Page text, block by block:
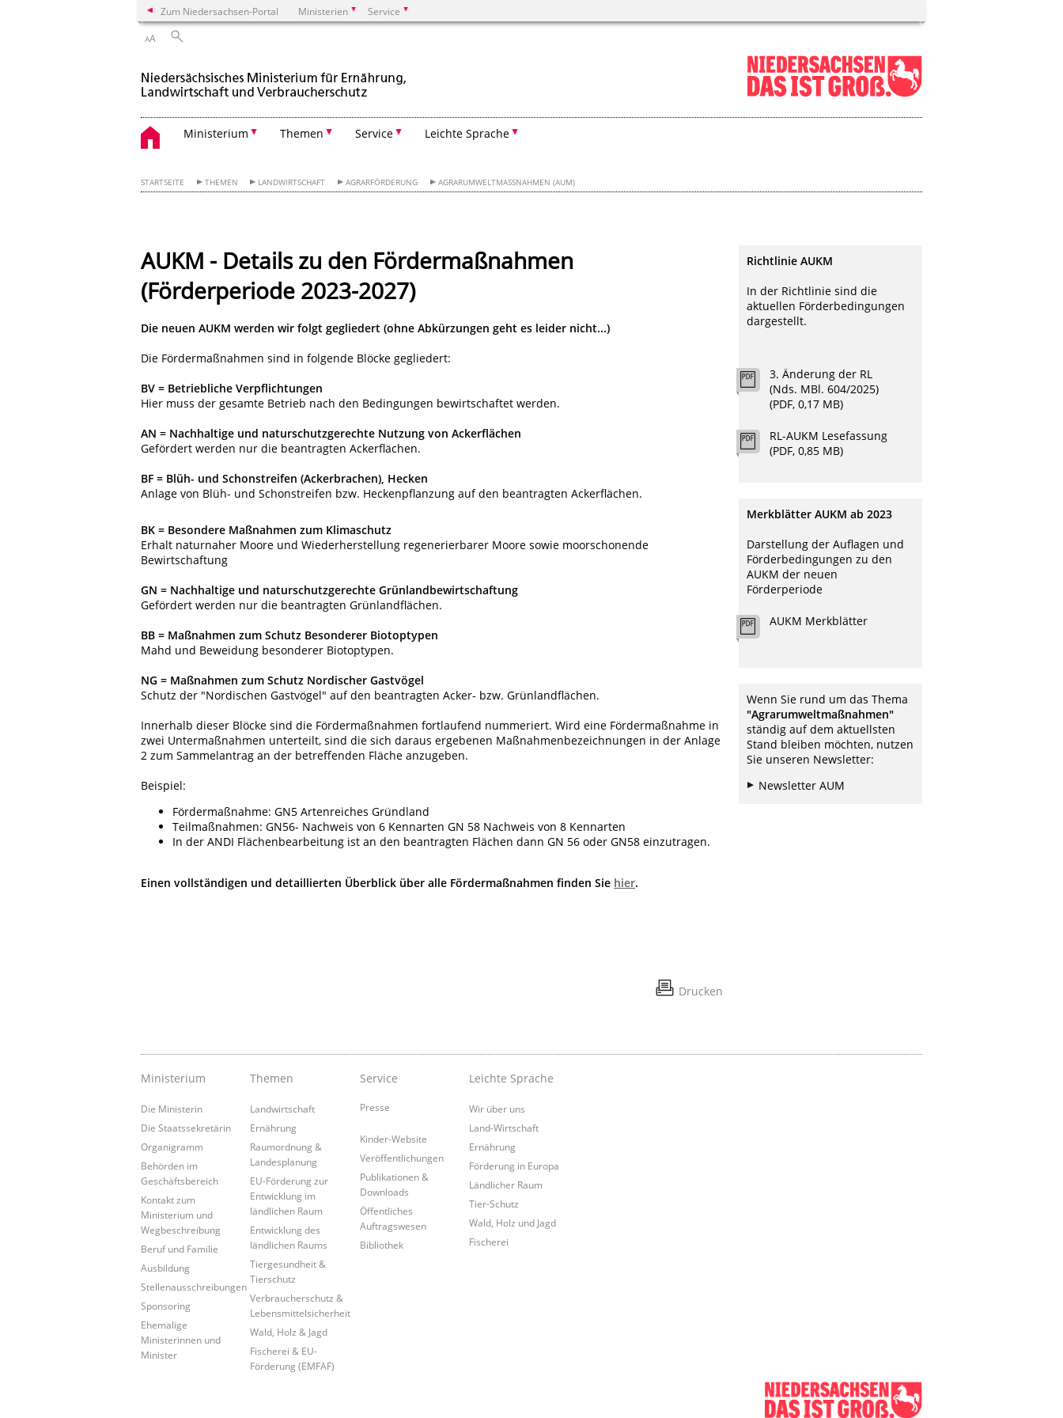
Zum Niedersachsen-Portal Ministerien Service
AA
Ministerium Themen Service Leichte Sprache
STARTSEITE THEMEN LANDWIRTSCHAFT AGRARFÖRDERUNG AGRARUMWELTMASSNAHMEN (AUM)
AUKM - Details zu den Fördermaßnahmen
(Förderperiode 2023-2027)
Die neuen AUKM werden wir folgt gegliedert (ohne Abkürzungen geht es leider nicht...)
Die Fördermaßnahmen sind in folgende Blöcke gegliedert:
BV = Betriebliche Verpflichtungen
Hier muss der gesamte Betrieb nach den Bedingungen bewirtschaftet werden.
AN = Nachhaltige und naturschutzgerechte Nutzung von Ackerflächen
Gefördert werden nur die beantragten Ackerflächen.
BF = Blüh- und Schonstreifen (Ackerbrachen), Hecken
Anlage von Blüh- und Schonstreifen bzw. Heckenpflanzung auf den beantragten Ackerflächen.
BK = Besondere Maßnahmen zum Klimaschutz
Erhalt naturnaher Moore und Wiederherstellung regenerierbarer Moore sowie moorschonende
Bewirtschaftung
GN = Nachhaltige und naturschutzgerechte Grünlandbewirtschaftung
Gefördert werden nur die beantragten Grünlandflächen.
BB = Maßnahmen zum Schutz Besonderer Biotoptypen
Mahd und Beweidung besonderer Biotoptypen.
NG = Maßnahmen zum Schutz Nordischer Gastvögel
Schutz der "Nordischen Gastvögel" auf den beantragten Acker- bzw. Grünlandflächen.
Innerhalb dieser Blöcke sind die Fördermaßnahmen fortlaufend nummeriert. Wird eine Fördermaßnahme in
zwei Untermaßnahmen unterteilt, sind die sich daraus ergebenen Maßnahmenbezeichnungen in der Anlage
2 zum Sammelantrag an der betreffenden Fläche anzugeben.
Beispiel:
Fördermaßnahme: GN5 Artenreiches Gründland
Teilmaßnahmen: GN56- Nachweis von 6 Kennarten GN 58 Nachweis von 8 Kennarten
In der ANDI Flächenbearbeitung ist an den beantragten Flächen dann GN 56 oder GN58 einzutragen.
Einen vollständigen und detaillierten Überblick über alle Fördermaßnahmen finden Sie hier.
Drucken
Richtlinie AUKM
In der Richtlinie sind die
aktuellen Förderbedingungen
dargestellt.
3. Änderung der RL
(Nds. MBl. 604/2025)
(PDF, 0,17 MB)
RL-AUKM Lesefassung
(PDF, 0,85 MB)
Merkblätter AUKM ab 2023
Darstellung der Auflagen und
Förderbedingungen zu den
AUKM der neuen
Förderperiode
AUKM Merkblätter
Wenn Sie rund um das Thema
"Agrarumweltmaßnahmen"
ständig auf dem aktuellsten
Stand bleiben möchten, nutzen
Sie unseren Newsletter:
Newsletter AUM
Ministerium
Die Ministerin
Die Staatssekretärin
Organigramm
Behörden im
Geschäftsbereich
Kontakt zum
Ministerium und
Wegbeschreibung
Beruf und Familie
Ausbildung
Stellenausschreibungen
Sponsoring
Ehemalige
Ministerinnen und
Minister
Themen
Landwirtschaft
Ernährung
Raumordnung &
Landesplanung
EU-Förderung zur
Entwicklung im
ländlichen Raum
Entwicklung des
ländlichen Raums
Tiergesundheit &
Tierschutz
Verbraucherschutz &
Lebensmittelsicherheit
Wald, Holz & Jagd
Fischerei & EU-
Förderung (EMFAF)
Service
Presse
Kinder-Website
Veröffentlichungen
Publikationen &
Downloads
Öffentliches
Auftragswesen
Bibliothek
Leichte Sprache
Wir über uns
Land-Wirtschaft
Ernährung
Förderung in Europa
Ländlicher Raum
Tier-Schutz
Wald, Holz und Jagd
Fischerei